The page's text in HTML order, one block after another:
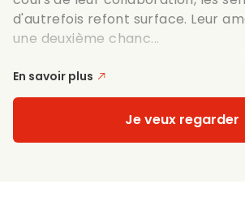
d'autrefois refont surface. Leur
une deuxième chanc...
En savoir plus
Je veux regarder